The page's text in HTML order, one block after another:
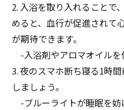
2. 入浴を取り入れることで
めると、血行が促進されて
が期待できます。
-入浴剤やアロマオイルを
3. 夜のスマホ断ち寝る1時
しましょう。
-ブルーライトが睡眠を妨